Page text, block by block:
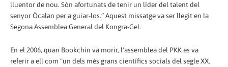
lluentor de nou. Són afortunats de tenir un líder del talent del
senyor Öcalan per a guiar-los.” Aquest missatge va ser llegit en la
Segona Assemblea General del Kongra-Gel.
En el 2006, quan Bookchin va morir, l'assemblea del PKK es va
referir a ell com "un dels més grans científics socials del segle XX.